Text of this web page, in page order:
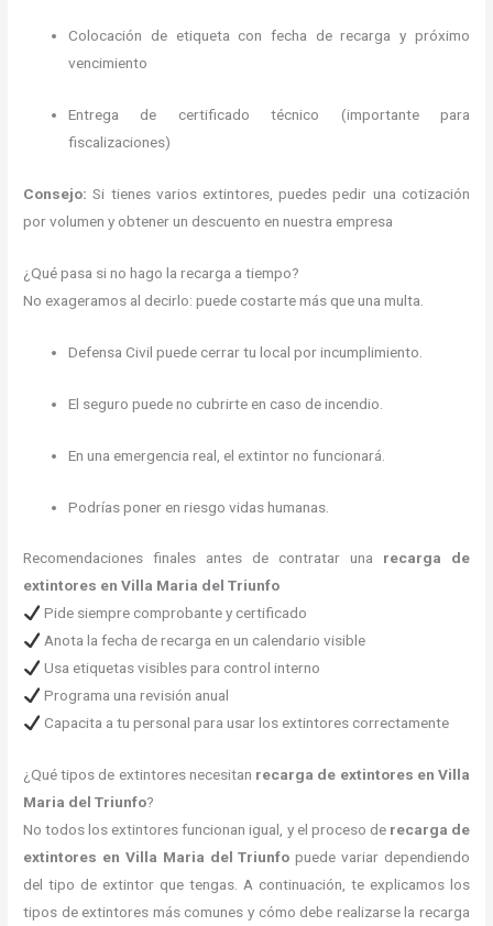
Colocación de etiqueta con fecha de recarga y próximo
vencimiento
Entrega de certificado técnico (importante para
fiscalizaciones)
Consejo: Si tienes varios extintores, puedes pedir una cotización
por volumen y obtener un descuento en nuestra empresa
¿Qué pasa si no hago la recarga a tiempo?
No exageramos al decirlo: puede costarte más que una multa.
Defensa Civil puede cerrar tu local por incumplimiento.
El seguro puede no cubrirte en caso de incendio.
En una emergencia real, el extintor no funcionará.
Podrías poner en riesgo vidas humanas.
Recomendaciones finales antes de contratar una recarga de
extintores en Villa Maria del Triunfo
Pide siempre comprobante y certificado
Anota la fecha de recarga en un calendario visible
Usa etiquetas visibles para control interno
Programa una revisión anual
Capacita a tu personal para usar los extintores correctamente
¿Qué tipos de extintores necesitan recarga de extintores en Villa
Maria del Triunfo?
No todos los extintores funcionan igual, y el proceso de recarga de
extintores en Villa Maria del Triunfo puede variar dependiendo
del tipo de extintor que tengas. A continuación, te explicamos los
tipos de extintores más comunes y cómo debe realizarse la recarga